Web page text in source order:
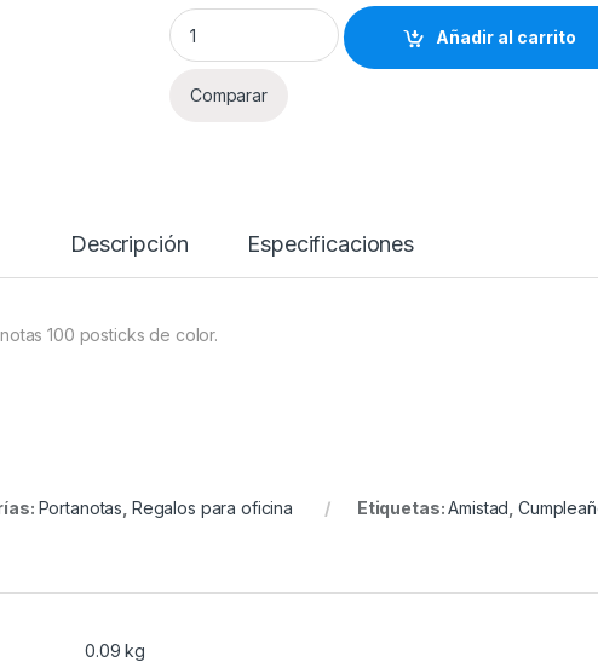
Portanotas - Todo lo puedo en Cristo quantity
Añadir al carrito
Comparar
Descripción Especificaciones
100 posticks de color.
Portanotas Regalos para oficina Etiquetas:Amistad ,
0.09 kg